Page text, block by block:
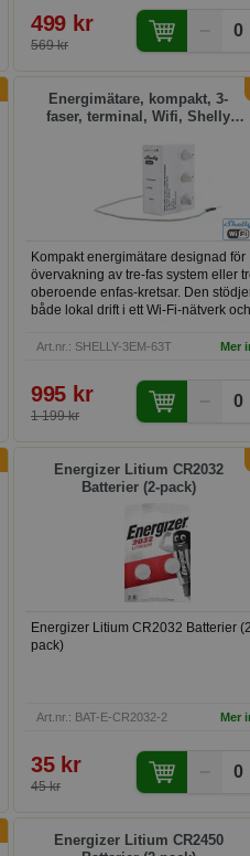
energieffektivt boende.
499 kr
569 kr
0
Energimätare, kompakt, 3-
faser, terminal, Wifi, Shelly
modell)
Kompakt energimätare designad för
övervakning av tre-fas system eller
oberoende enfas-kretsar. Den
både lokal drift i ett Wi-Fi-nätverk och
mätning av energiförbrukning och
för smart hemautomation.
Art.nr.: SHELLY-3EM-63T Mer
995 kr
1 199 kr
0
Energizer Litium CR2032
Batterier (2-pack)
Energizer Litium CR2032 Batterier
pack)
Art.nr.: BAT-E-CR2032-2 Mer
35 kr
45 kr
0
Energizer Litium CR2450